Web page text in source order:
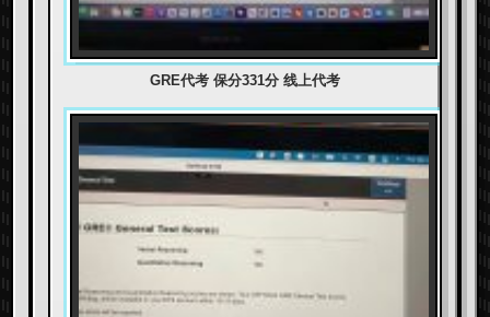
GRE代考 保分331分 线上代考